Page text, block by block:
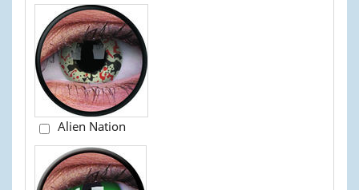
Alien Nation